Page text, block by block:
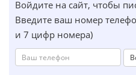
Войдите на сайт, чтобы
Введите ваш номер
и 7 цифр номера)